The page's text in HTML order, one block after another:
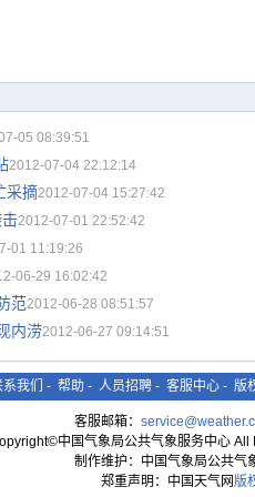
05 08:39:51
2012-07-04 22:12:14
采摘2012-07-04 15:27:42
2012-07-01 22:52:42
01 11:19:26
06-29 16:02:42
范2012-06-28 08:51:57
内涝2012-06-27 09:14:51
我们 - 帮助 - 人员招聘 - 客服中心 - 版
客服邮箱：
中国气象局公共气象服务中心
制作维护：中国气象局公共气
郑重声明：中国天气网版